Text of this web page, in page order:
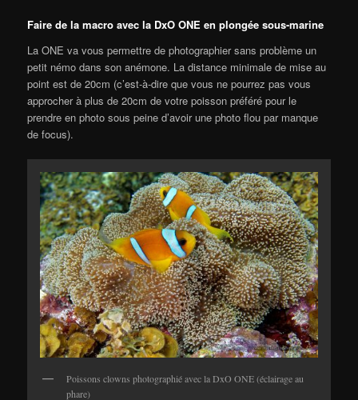
Faire de la macro avec la DxO ONE en plongée sous-marine
La ONE va vous permettre de photographier sans problème un
petit némo dans son anémone. La distance minimale de mise au
point est de 20cm (c’est-à-dire que vous ne pourrez pas vous
approcher à plus de 20cm de votre poisson préféré pour le
prendre en photo sous peine d’avoir une photo flou par manque
de focus).
Poissons clowns photographié avec la DxO ONE (éclairage au
phare)